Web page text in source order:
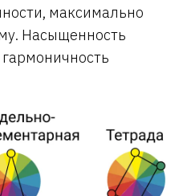
максимально
Насыщенность